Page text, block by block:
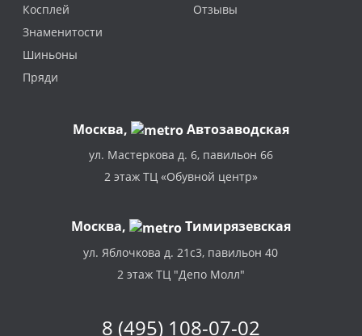
Косплей
Знаменитости
Шиньоны
Пряди
Отзывы
Москва, Автозаводская
ул. Мастеркова д. 6, павильон 66
2 этаж ТЦ «Обувной центр»
Москва, Тимирязевская
ул. Яблочкова д. 21с3, павильон 40
2 этаж ТЦ "Депо Молл"
8 (495) 108-07-02